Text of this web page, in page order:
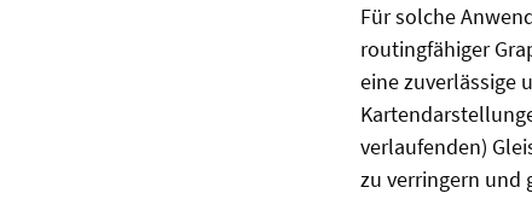
Für solche
routingfähiger
eine zuverlässige
verlaufenden)
zu verringern und